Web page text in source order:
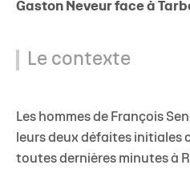
Gaston Neveur face à
Le contexte
Les hommes de François
leurs deux défaites initiales
toutes dernières minutes à